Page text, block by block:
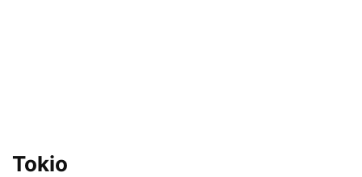
Tokio